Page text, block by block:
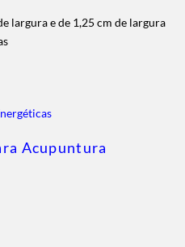
largura e de 1,25 cm de largura
Acupuntura